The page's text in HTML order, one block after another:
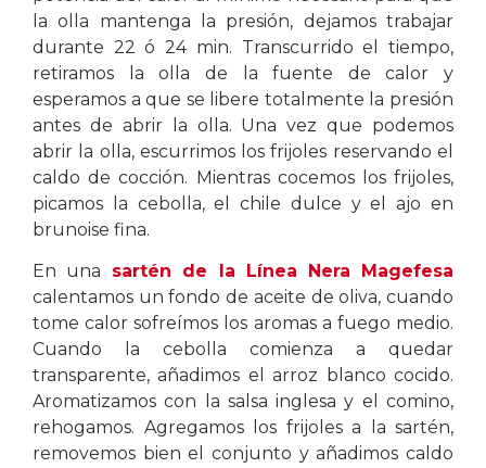
la olla mantenga la presión, dejamos trabajar
durante 22 ó 24 min. Transcurrido el tiempo,
retiramos la olla de la fuente de calor y
esperamos a que se libere totalmente la presión
antes de abrir la olla. Una vez que podemos
abrir la olla, escurrimos los frijoles reservando el
caldo de cocción. Mientras cocemos los frijoles,
picamos la cebolla, el chile dulce y el ajo en
brunoise fina.
En una
sartén de la Línea Nera Magefesa
calentamos un fondo de aceite de oliva, cuando
tome calor sofreímos los aromas a fuego medio.
Cuando la cebolla comienza a quedar
transparente, añadimos el arroz blanco cocido.
Aromatizamos con la salsa inglesa y el comino,
rehogamos. Agregamos los frijoles a la sartén,
removemos bien el conjunto y añadimos caldo